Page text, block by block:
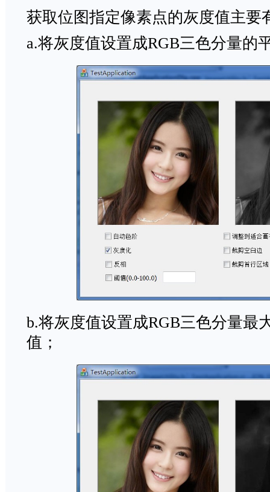
获取位图指定像素点的灰度值主要
a.将灰度值设置成RGB三色分量的
b.将灰度值设置成RGB三色分量最
值；